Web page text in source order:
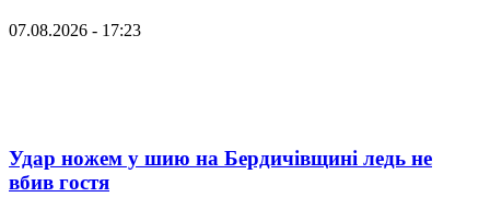
07.08.2026 - 17:23
Удар ножем у шию на Бердичівщині ледь не
вбив гостя